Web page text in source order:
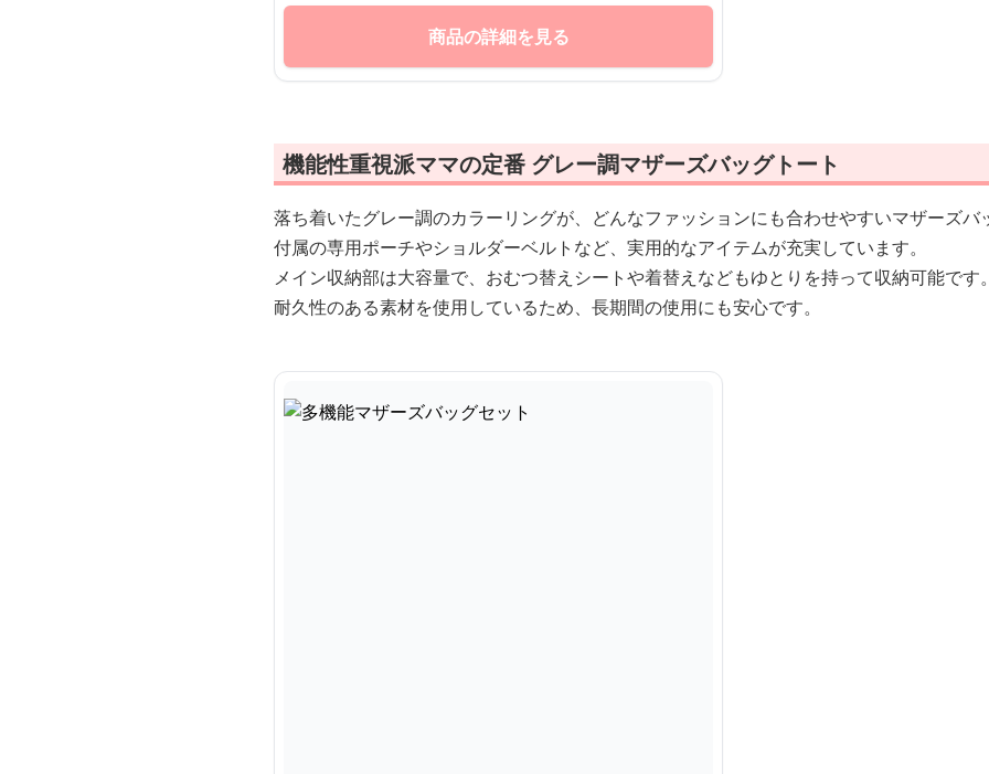
商品の詳細を見る
機能性重視派ママの定番 グレー調マザーズバッグトート
落ち着いたグレー調のカラーリングが、どんなファッションにも合わせやすいマザーズバ
付属の専用ポーチやショルダーベルトなど、実用的なアイテムが充実しています。
メイン収納部は大容量で、おむつ替えシートや着替えなどもゆとりを持って収納可能です。
耐久性のある素材を使用しているため、長期間の使用にも安心です。